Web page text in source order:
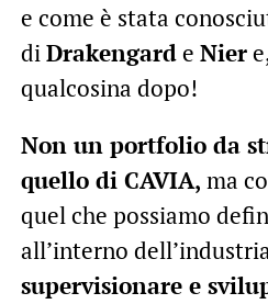
e come è stata
diDrakengarde Nier
qualcosina dopo!
Non un portfolio da
quello di CAVIA, ma
quel che possiamo
all’interno
supervisionare e